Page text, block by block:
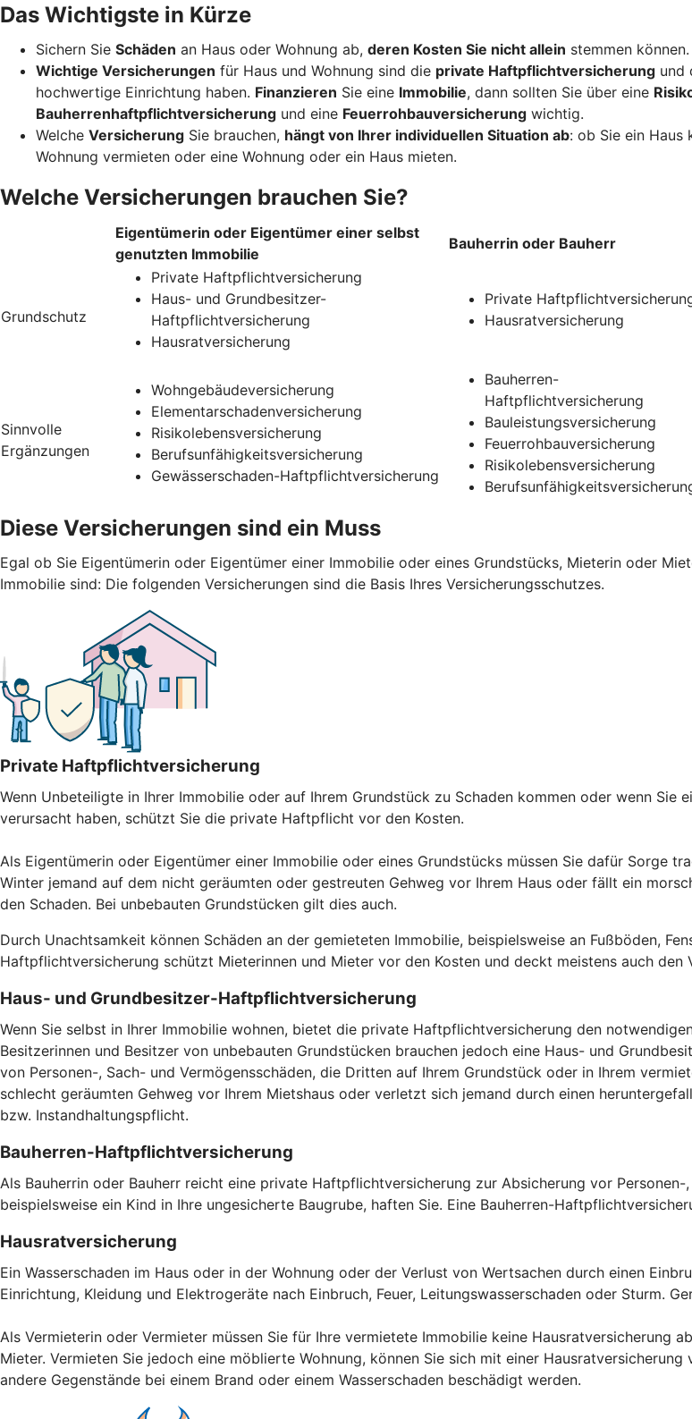
Das Wichtigste in Kürze
Sichern Sie Schäden an Haus oder Wohnung ab, deren Kosten Sie nicht allein stemmen können.
Wichtige Versicherungen für Haus und Wohnung sind die private Haftpflichtversicherung und
hochwertige Einrichtung haben. Finanzieren Sie eine Immobilie, dann sollten Sie über eine
Bauherrenhaftpflichtversicherung und eine Feuerrohbauversicherung wichtig.
Welche Versicherung Sie brauchen, hängt von Ihrer individuellen Situation ab: ob Sie ein Haus
Wohnung vermieten oder eine Wohnung oder ein Haus mieten.
Welche Versicherungen brauchen Sie?
Eigentümerin oder Eigentümer einer selbst
genutzten Immobilie
Bauherrin oder Bauherr
Grundschutz
Private Haftpflichtversicherung
Haus- und Grundbesitzer-
Haftpflichtversicherung
Hausratversicherung
Private
Hausratversicherung
Sinnvolle
Ergänzungen
Wohngebäudeversicherung
Elementarschadenversicherung
Risikolebensversicherung
Berufsunfähigkeitsversicherung
Gewässerschaden-Haftpflichtversicherung
Bauherren-
Haftpflichtversicherung
Bauleistungsversicherung
Feuerrohbauversicherung
Risikolebensversicherung
Diese Versicherungen sind ein Muss
Egal ob Sie Eigentümerin oder Eigentümer einer Immobilie oder eines Grundstücks, Mieterin oder
Immobilie sind: Die folgenden Versicherungen sind die Basis Ihres Versicherungsschutzes.
Private Haftpflichtversicherung
Wenn Unbeteiligte in Ihrer Immobilie oder auf Ihrem Grundstück zu Schaden kommen oder wenn Sie
verursacht haben, schützt Sie die private Haftpflicht vor den Kosten.
Als Eigentümerin oder Eigentümer einer Immobilie oder eines Grundstücks müssen Sie dafür Sorge
Winter jemand auf dem nicht geräumten oder gestreuten Gehweg vor Ihrem Haus oder fällt ein
den Schaden. Bei unbebauten Grundstücken gilt dies auch.
Durch Unachtsamkeit können Schäden an der gemieteten Immobilie, beispielsweise an Fußböden,
Haftpflichtversicherung schützt Mieterinnen und Mieter vor den Kosten und deckt meistens auch den
Haus- und Grundbesitzer-Haftpflichtversicherung
Wenn Sie selbst in Ihrer Immobilie wohnen, bietet die private Haftpflichtversicherung den
Besitzerinnen und Besitzer von unbebauten Grundstücken brauchen jedoch eine Haus- und
von Personen-, Sach- und Vermögensschäden, die Dritten auf Ihrem Grundstück oder in Ihrem
schlecht geräumten Gehweg vor Ihrem Mietshaus oder verletzt sich jemand durch einen
bzw. Instandhaltungspflicht.
Bauherren-Haftpflichtversicherung
Als Bauherrin oder Bauherr reicht eine private Haftpflichtversicherung zur Absicherung vor
beispielsweise ein Kind in Ihre ungesicherte Baugrube, haften Sie. Eine Bauherren-
Hausratversicherung
Ein Wasserschaden im Haus oder in der Wohnung oder der Verlust von Wertsachen durch einen
Einrichtung, Kleidung und Elektrogeräte nach Einbruch, Feuer, Leitungswasserschaden oder Sturm.
Als Vermieterin oder Vermieter müssen Sie für Ihre vermietete Immobilie keine Hausratversicherung
Mieter. Vermieten Sie jedoch eine möblierte Wohnung, können Sie sich mit einer
andere Gegenstände bei einem Brand oder einem Wasserschaden beschädigt werden.